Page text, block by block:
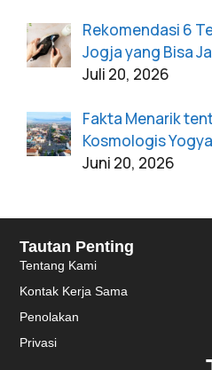
Rekomendasi 6
Jogja yang Bisa
Juli 20, 2026
Fakta Menarik
Kosmologis
Juni 20, 2026
Tautan Penting
Tentang Kami
Kontak Kerja Sama
Penolakan
Privasi